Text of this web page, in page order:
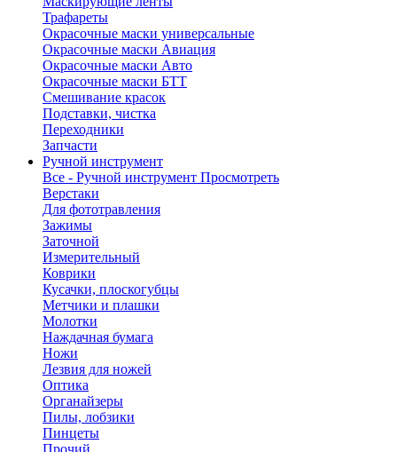
Трафареты
Окрасочные маски универсальные
Окрасочные маски Авиация
Окрасочные маски Авто
Окрасочные маски БТТ
Смешивание красок
Подставки, чистка
Переходники
Запчасти
Ручной инструмент
Все - Ручной инструмент Просмотреть
Верстаки
Для фототравления
Зажимы
Заточной
Измерительный
Коврики
Кусачки, плоскогубцы
Метчики и плашки
Молотки
Наждачная бумага
Ножи
Лезвия для ножей
Оптика
Органайзеры
Пилы, лобзики
Пинцеты
Прочий